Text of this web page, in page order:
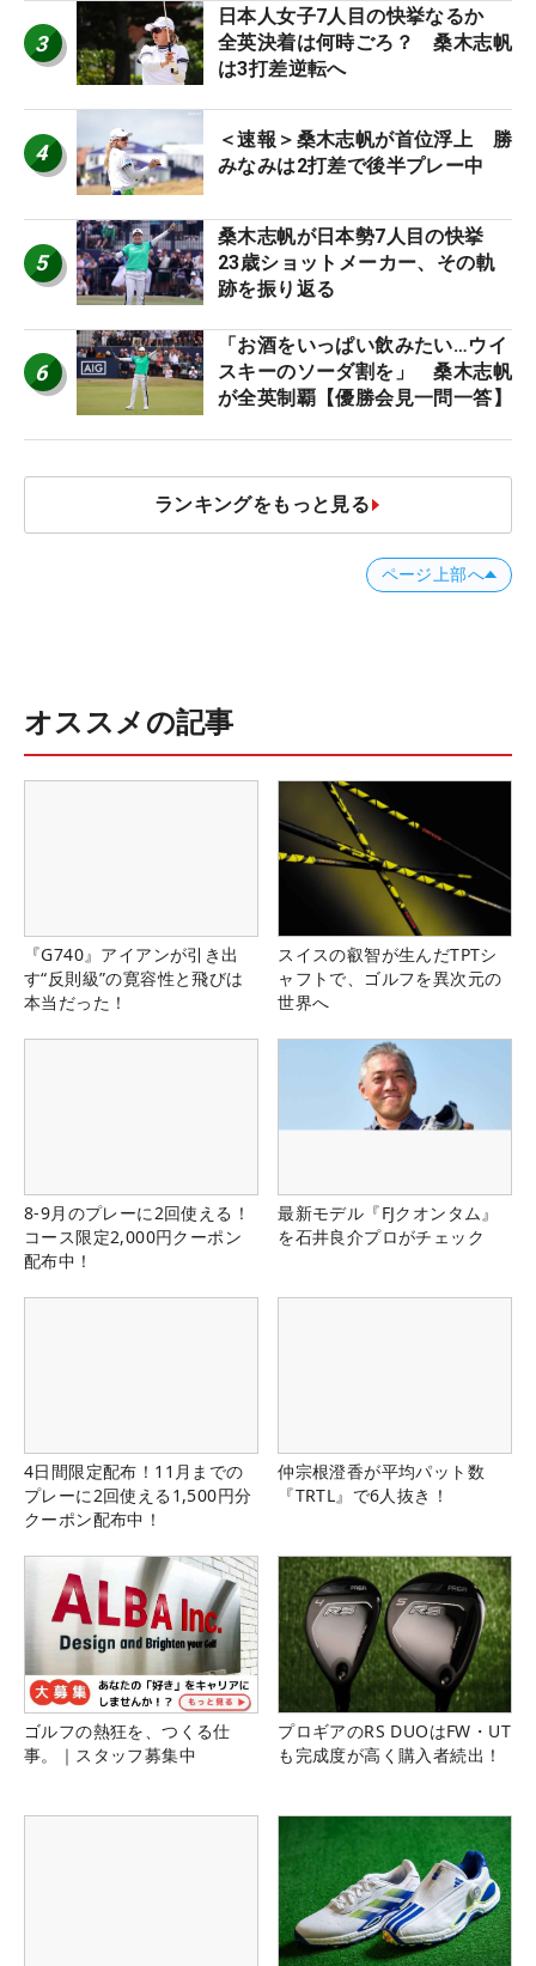
3
日本人女子7人目の快挙なるか
全英決着は何時ごろ？ 桑木志帆
は3打差逆転へ
4
＜速報＞桑木志帆が首位浮上 勝
みなみは2打差で後半プレー中
5
桑木志帆が日本勢7人目の快挙
23歳ショットメーカー、その軌
跡を振り返る
6
「お酒をいっぱい飲みたい…ウイ
スキーのソーダ割を」 桑木志帆
が全英制覇【優勝会見一問一答】
ランキングをもっと見る
ページ上部へ
オススメの記事
『G740』アイアンが引き出
す“反則級”の寛容性と飛びは
本当だった！
スイスの叡智が生んだTPTシ
ャフトで、ゴルフを異次元の
世界へ
8-9月のプレーに2回使える！
コース限定2,000円クーポン
配布中！
最新モデル『FJクオンタム』
を石井良介プロがチェック
4日間限定配布！11月までの
プレーに2回使える1,500円分
クーポン配布中！
仲宗根澄香が平均パット数
『TRTL』で6人抜き！
ゴルフの熱狂を、つくる仕
事。｜スタッフ募集中
プロギアのRS DUOはFW・UT
も完成度が高く購入者続出！